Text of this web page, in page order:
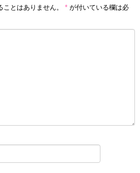
とはありません。 * が付いている欄は必